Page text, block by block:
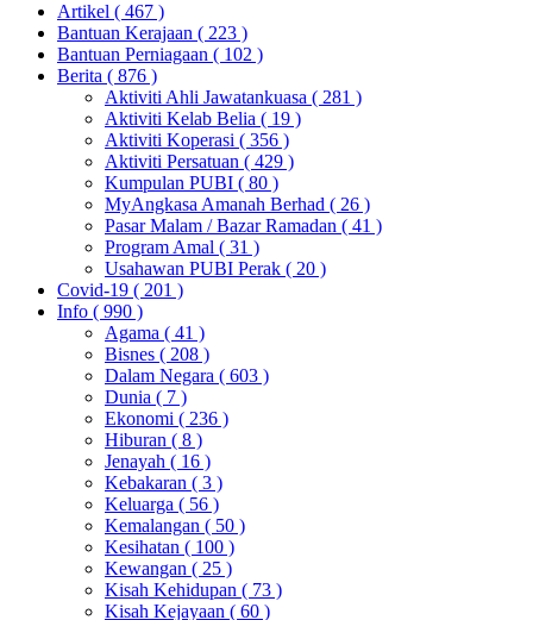
Artikel ( 467 )
Bantuan Kerajaan ( 223 )
Bantuan Perniagaan ( 102 )
Berita ( 876 )
Aktiviti Ahli Jawatankuasa ( 281 )
Aktiviti Kelab Belia ( 19 )
Aktiviti Koperasi ( 356 )
Aktiviti Persatuan ( 429 )
Kumpulan PUBI ( 80 )
MyAngkasa Amanah Berhad ( 26 )
Pasar Malam / Bazar Ramadan ( 41 )
Program Amal ( 31 )
Usahawan PUBI Perak ( 20 )
Covid-19 ( 201 )
Info ( 990 )
Agama ( 41 )
Bisnes ( 208 )
Dalam Negara ( 603 )
Dunia ( 7 )
Ekonomi ( 236 )
Hiburan ( 8 )
Jenayah ( 16 )
Kebakaran ( 3 )
Keluarga ( 56 )
Kemalangan ( 50 )
Kesihatan ( 100 )
Kewangan ( 25 )
Kisah Kehidupan ( 73 )
Kisah Kejayaan ( 60 )